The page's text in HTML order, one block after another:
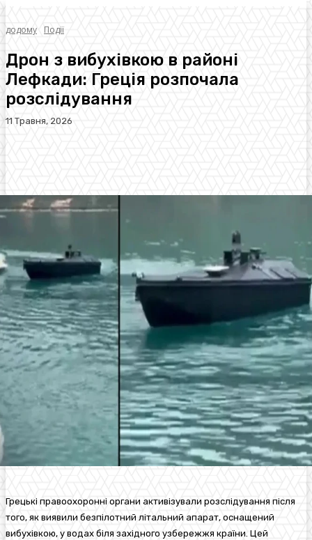
додому Події
Дрон з вибухівкою в районі
Лефкади: Греція розпочала
розслідування
11 Травня, 2026
Грецькі правоохоронні органи активізували розслідування після
того, як виявили безпілотний літальний апарат, оснащений
вибухівкою, у водах біля західного узбережжя країни. Цей